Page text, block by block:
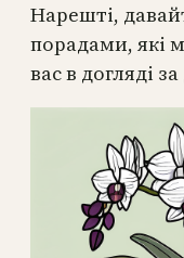
Нарешті,
порадами, які
вас в догляді